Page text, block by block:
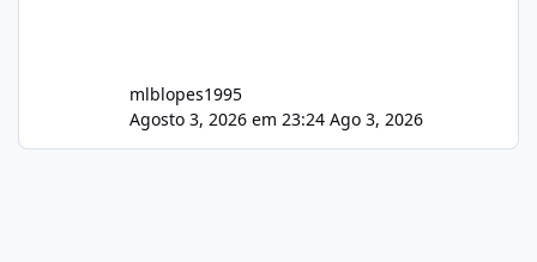
mlblopes1995
Agosto 3, 2026 em 23:24 Ago 3, 2026